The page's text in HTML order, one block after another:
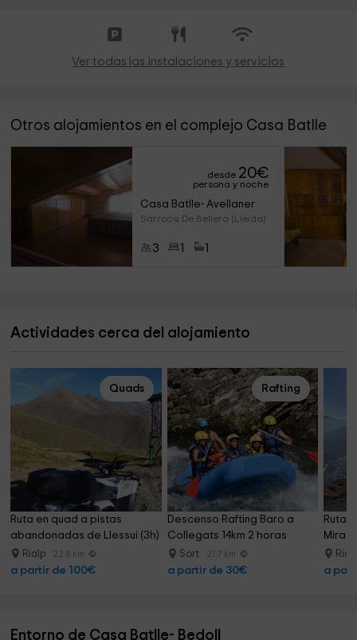
Ver todas las instalaciones y servicios
Otros alojamientos en el complejo Casa Batlle
desde 20€
persona y noche
Casa Batlle- Avellaner
Sarroca De Bellera (Lleida)
3
Actividades cerca del alojamiento
Quads
Ruta en quad a pistas
abandonadas de Llessui (3h)
Rialp 22.8 km
a partir de 100€
Rafting
Descenso Rafting Baro a
Collegats 14km 2 horas
Sort 21.7 km
a partir de 30€
Ruta
a
Entorno de Casa Batlle- Bedoll